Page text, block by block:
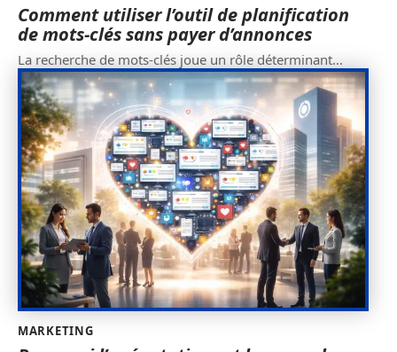
Comment utiliser l’outil de planification
de mots-clés sans payer d’annonces
La recherche de mots-clés joue un rôle déterminant…
MARKETING